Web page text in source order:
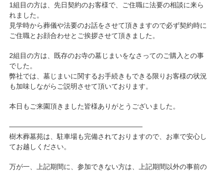
1組目の方は、先日契約のお客様で、ご住職に法要の相談に来ら
れました。
見学時から葬儀や法要のお話をさせて頂きますので必ず契約時に
ご住職とお顔合わせとご挨拶させて頂きました。
2組目の方は、既存のお寺の墓じまいをなさってのご購入との事
でした。
弊社では、墓じまいに関するお手続きもできる限りお客様の状況
も加味しながらご説明させて頂いております。
本日もご来園頂きました皆様ありがとうございました。
———————————————————–
樹木葬墓苑は、駐車場も完備されておりますので、お車で安心し
てお越しください。
万が一、上記期間に、参加できない方は、上記期間以外の事前の